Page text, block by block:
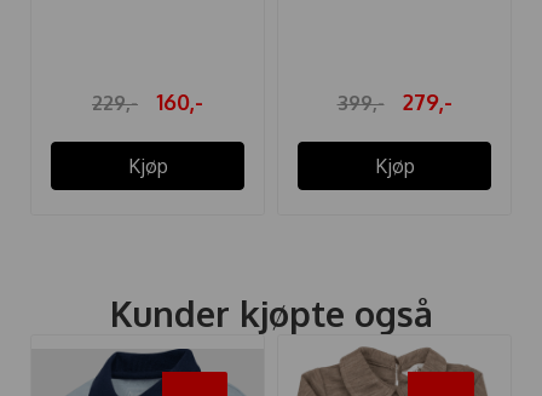
229,- 160,-
Kjøp
399,- 279,-
Kjøp
Kunder kjøpte også